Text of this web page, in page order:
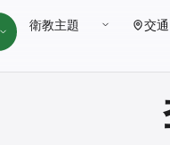
衛教主題 交通